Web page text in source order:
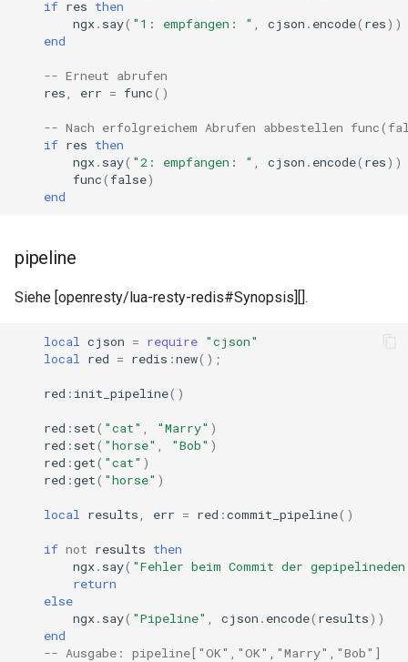
phantom-token
postgres
push-stream
redis-rate-limit
redis2
request-cookies-filter
rewrite-status
if res then
ngx. say( "1: empfangen: " cjson . encode( res))
end
-- Erneut abrufen
res
err = func()
-- Nach erfolgreichem Abrufen abbestellen
if res then
ngx. say( "2: empfangen: " cjson . encode( res))
func(false)
end
pipeline
Siehe [openresty/lua-resty-redis#Synopsis][].
local cjson = require "cjson"
local
red = redis :new();
red : init_pipeline()
red : set( "cat" "Marry" )
red : set( "horse" "Bob" )
red :get( "cat" )
red :get( "horse" )
local results err = red :commit_pipeline()
if not results then
ngx. say( "Fehler beim Commit der
return
else
ngx. say( "Pipeline" cjson . encode( results))
end
-- Ausgabe: pipeline["OK","OK","Marry","Bob"]